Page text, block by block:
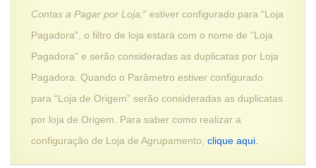
Contas a Pagar por Loja:” estiver configurado para “Loja
Pagadora”, o filtro de loja estará com o nome de “Loja
Pagadora” e serão consideradas as duplicatas por Loja
Pagadora. Quando o Parâmetro estiver configurado
para “Loja de Origem” serão consideradas as duplicatas
por loja de Origem. Para saber como realizar a
configuração de Loja de Agrupamento, clique aqui.